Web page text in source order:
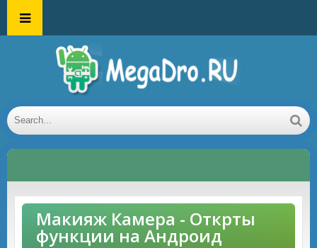
Макияж Камера - Открты
функции на Андроид